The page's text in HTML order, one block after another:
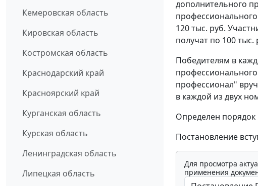
Кемеровская область
Кировская область
Костромская область
Краснодарский край
Красноярский край
Курганская область
Курская область
Ленинградская область
Липецкая область
дополнительного
120 тыс. руб.
получат по 100 тыс.
Победителям в
профессионал"
в каждой из двух
Определен
Постановление
Для просмотра
применения